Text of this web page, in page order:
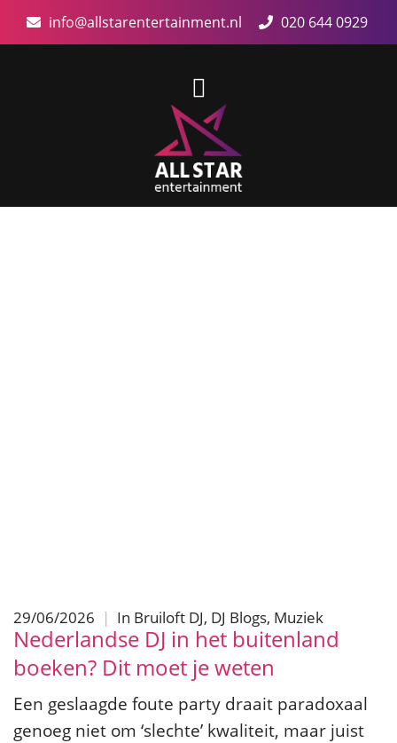
info@allstarentertainment.nl 020 644 0929
29/06/2026 | In Bruiloft DJ, DJ Blogs, Muziek
Nederlandse DJ in het buitenland
boeken? Dit moet je weten
Een geslaagde foute party draait paradoxaal
genoeg niet om ‘slechte’ kwaliteit, maar juist